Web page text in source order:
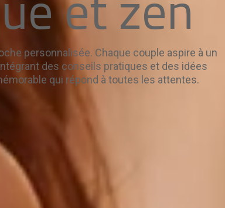
personnalisée. Chaque couple aspire à un
des conseils pratiques et des idées
qui répond à toutes les attentes.